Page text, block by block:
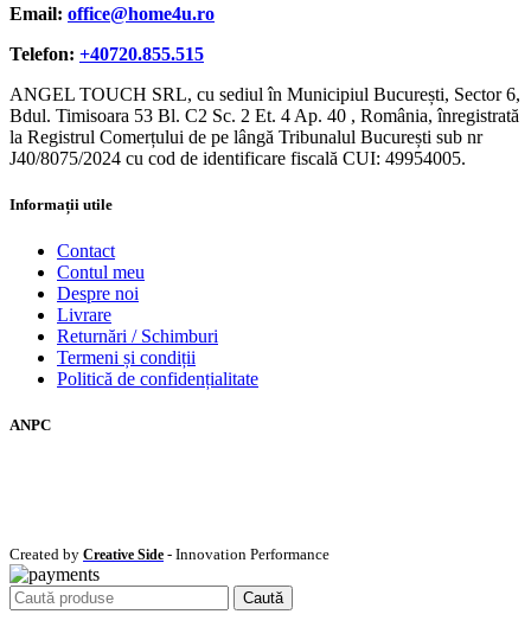
Email: office@home4u.ro
Telefon: +40720.855.515
ANGEL TOUCH SRL, cu sediul în Municipiul București, Sector 6,
Bdul. Timisoara 53 Bl. C2 Sc. 2 Et. 4 Ap. 40 , România, înregistrată
la Registrul Comerțului de pe lângă Tribunalul București sub nr
J40/8075/2024 cu cod de identificare fiscală CUI: 49954005.
Informații utile
Contact
Contul meu
Despre noi
Livrare
Returnări / Schimburi
Termeni și condiții
Politică de confidențialitate
ANPC
Created by Creative Side - Innovation Performance
Caută